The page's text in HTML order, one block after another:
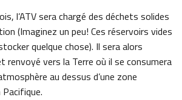
l’ATV sera chargé des déchets solides
(Imaginez un peu! Ces réservoirs vides
quelque chose). Il sera alors
renvoyé vers la Terre où il se consumera
au dessus d’une zone
Pacifique.